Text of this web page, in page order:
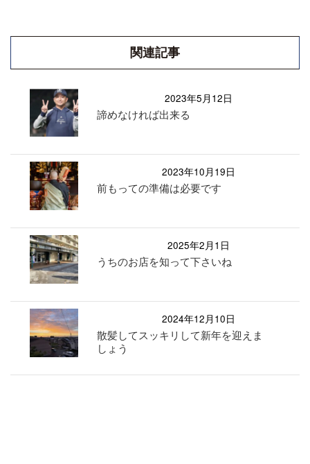
関連記事
2023年5月12日
諦めなければ出来る
2023年10月19日
前もっての準備は必要です
2025年2月1日
うちのお店を知って下さいね
2024年12月10日
散髪してスッキリして新年を迎えま
しょう